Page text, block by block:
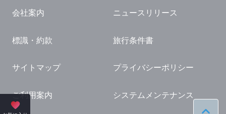
国内観光ガイド
旅行・観光情報
会社案内 ニュースリリース
標識・約款 旅行条件書
サイトマップ プライバシーポリシー
ご利用案内 システムメンテナンス